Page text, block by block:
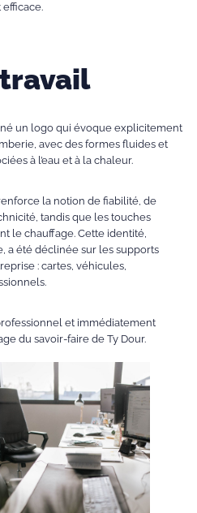
un logo qui évoque explicitement
avec des formes fluides et
à l’eau et à la chaleur.
la notion de fiabilité, de
tandis que les touches
le chauffage. Cette identité,
a été déclinée sur les supports
: cartes, véhicules,
et immédiatement
du savoir-faire de Ty Dour.